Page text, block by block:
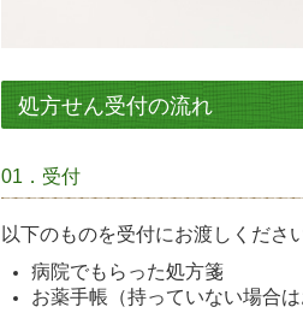
処方せん受付の流れ
01．受付
以下のものを受付にお渡しください
病院でもらった処方箋
お薬手帳（持っていない場合は